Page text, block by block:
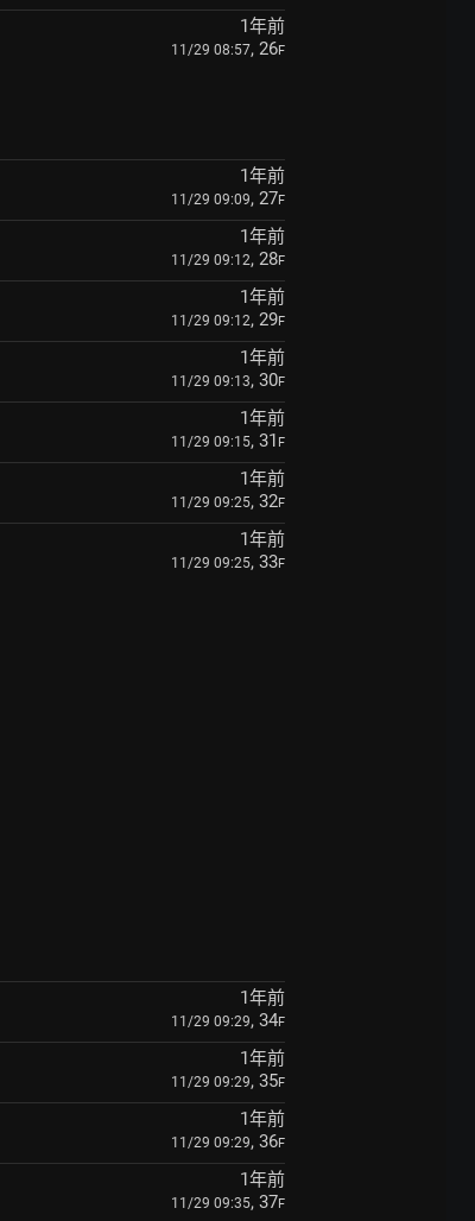
1年前
11/29 08:57, 26F
1年前
11/29 09:09, 27F
1年前
11/29 09:12, 28F
1年前
11/29 09:12, 29F
1年前
11/29 09:13, 30F
1年前
11/29 09:15, 31 F
1年前
11/29 09:25, 32F
1年前
11/29 09:25, 33F
1年前
11/29 09:29, 34F
1年前
11/29 09:29, 35F
1年前
11/29 09:29, 36F
1年前
11/29 09:35, 37F